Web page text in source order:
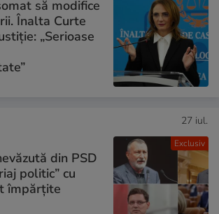
să modifice
Înalta Curte
„Serioase
Exclusiv
27 iul.
din PSD
politic” cu
împărțite